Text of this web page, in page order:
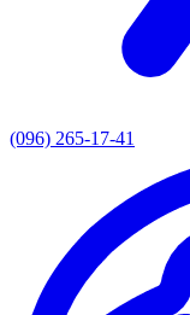
(096) 265-17-41